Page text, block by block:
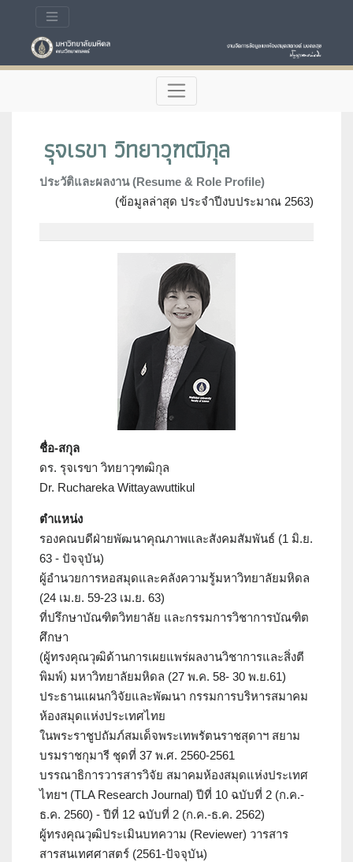
รุจเรขา วิทยาวุฑฒิกุล
ประวัติและผลงาน (Resume & Role Profile)
(ข้อมูลล่าสุด ประจำปีงบประมาณ 2563)
ชื่อ-สกุล
ดร. รุจเรขา วิทยาวุฑฒิกุล
Dr. Ruchareka Wittayawuttikul
ตำแหน่ง
รองคณบดีฝ่ายพัฒนาคุณภาพและสังคมสัมพันธ์ (1 มิ.ย.
63 - ปัจจุบัน)
ผู้อำนวยการหอสมุดและคลังความรู้มหาวิทยาลัยมหิดล
(24 เม.ย. 59-23 เม.ย. 63)
ที่ปรึกษาบัณฑิตวิทยาลัย และกรรมการวิชาการบัณฑิต
ศึกษา
(ผู้ทรงคุณวุฒิด้านการเผยแพร่ผลงานวิชาการและสิ่งตี
พิมพ์) มหาวิทยาลัยมหิดล (27 พ.ค. 58- 30 พ.ย.61)
ประธานแผนกวิจัยและพัฒนา กรรมการบริหารสมาคม
ห้องสมุดแห่งประเทศไทย
ในพระราชูปถัมภ์สมเด็จพระเทพรัตนราชสุดาฯ สยาม
บรมราชกุมารี ชุดที่ 37 พ.ศ. 2560-2561
บรรณาธิการวารสารวิจัย สมาคมห้องสมุดแห่งประเทศ
ไทยฯ (TLA Research Journal) ปีที่ 10 ฉบับที่ 2 (ก.ค.-
ธ.ค. 2560) - ปีที่ 12 ฉบับที่ 2 (ก.ค.-ธ.ค. 2562)
ผู้ทรงคุณวุฒิประเมินบทความ (Reviewer) วารสาร
สารสนเทศศาสตร์ (2561-ปัจจุบัน)